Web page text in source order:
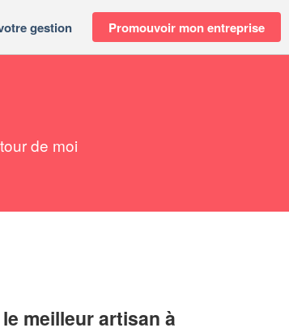
gestion Promouvoir mon entreprise
de moi
meilleur artisan à